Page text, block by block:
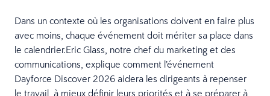
Dans un contexte où les organisations doivent en faire plus
avec moins, chaque événement doit mériter sa place dans
le calendrier.Eric Glass, notre chef du marketing et des
communications, explique comment l’événement
Dayforce Discover 2026 aidera les dirigeants à repenser
le travail, à mieux définir leurs priorités et à se préparer à